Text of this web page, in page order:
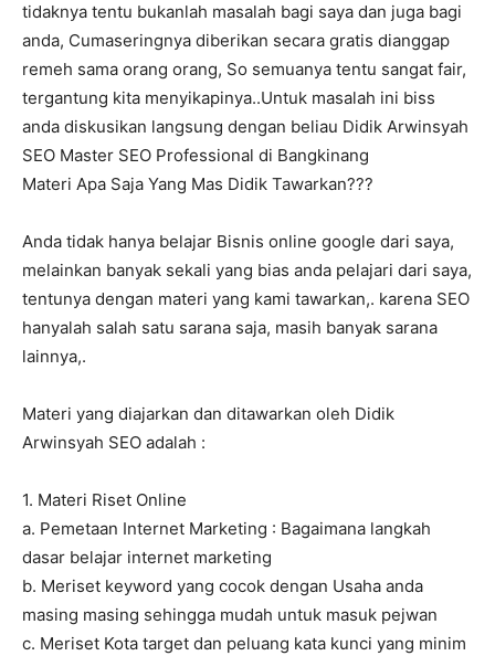
tidaknya tentu bukanlah masalah bagi saya dan juga bagi
anda, Cumaseringnya diberikan secara gratis dianggap
remeh sama orang orang, So semuanya tentu sangat fair,
tergantung kita menyikapinya..Untuk masalah ini biss
anda diskusikan langsung dengan beliau Didik Arwinsyah
SEO Master SEO Professional di Bangkinang
Materi Apa Saja Yang Mas Didik Tawarkan???
Anda tidak hanya belajar Bisnis online google dari saya,
melainkan banyak sekali yang bias anda pelajari dari saya,
tentunya dengan materi yang kami tawarkan,. karena SEO
hanyalah salah satu sarana saja, masih banyak sarana
lainnya,.
Materi yang diajarkan dan ditawarkan oleh Didik
Arwinsyah SEO adalah :
1. Materi Riset Online
a. Pemetaan Internet Marketing : Bagaimana langkah
dasar belajar internet marketing
b. Meriset keyword yang cocok dengan Usaha anda
masing masing sehingga mudah untuk masuk pejwan
c. Meriset Kota target dan peluang kata kunci yang minim